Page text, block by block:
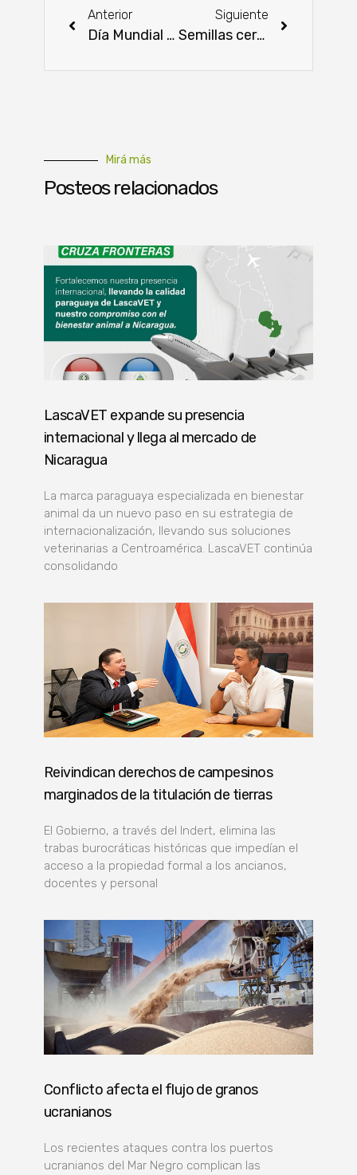
Anterior
Día Mundial de la Leche: una cadena productiva que nutre y genera oportunidades
Siguiente
Semillas certificadas o pérdidas aseguradas: la advertencia del SENAVE
Mirá más
Posteos relacionados
LascaVET expande su presencia
internacional y llega al mercado de
Nicaragua
La marca paraguaya especializada en bienestar
animal da un nuevo paso en su estrategia de
internacionalización, llevando sus soluciones
veterinarias a Centroamérica. LascaVET continúa
consolidando
Reivindican derechos de campesinos
marginados de la titulación de tierras
El Gobierno, a través del Indert, elimina las
trabas burocráticas históricas que impedían el
acceso a la propiedad formal a los ancianos,
docentes y personal
Conflicto afecta el flujo de granos
ucranianos
Los recientes ataques contra los puertos
ucranianos del Mar Negro complican las